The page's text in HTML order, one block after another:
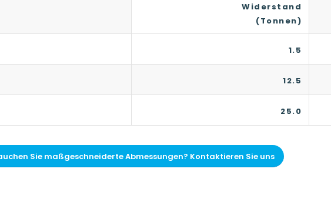
Widerstand
(Tonnen)
1.5
12.5
25.0
Sie maßgeschneiderte Abmessungen? Kontaktieren Sie uns